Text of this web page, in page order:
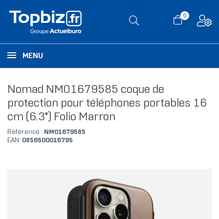
0
MENU
Nomad NM01679585 coque de
protection pour téléphones portables 16
cm (6.3") Folio Marron
Référence : NM01679585
EAN: 0856500016795